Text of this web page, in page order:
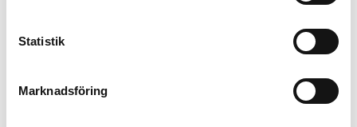
Statistik
Marknadsföring
riktigt. Centralt från ligans håll jobbar Svensk Elitfotboll
med värdegrund, uppförandekod, psykisk ohälsa och
exempelvis allas lika värde. Svensk Elitfotboll jobbar
samhällsengagemang och sätta dessa i en kontext.